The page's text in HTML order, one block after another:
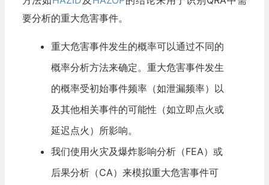
要分析的重大危害事件。
重大危害事件发生的概率可以通过不同的
概率分析方法来确定。重大危害事件发生
的概率受初始事件频率（如泄漏频率）以
及其他相关事件的可能性（如立即点火或
延迟点火）所影响。
我们使用火灾及爆炸影响分析（FEA）或
后果分析（CA）来模拟重大危害事件可